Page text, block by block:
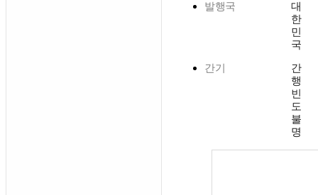
발행국
대
한
민
국
간기
간
행
빈
도
불
명